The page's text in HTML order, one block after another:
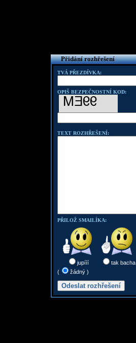
Přidání rozhřešení
TVÁ PŘEZDÍVKA:
OPIŠ BEZPEČNOSTNÍ KOD:
TEXT ROZHŘEŠENÍ:
PŘILOŽ SMAILÍKA:
jupííí tak bacha
(
žádný )